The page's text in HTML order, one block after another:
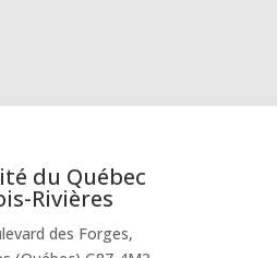
du Québec
Rivières
des Forges,